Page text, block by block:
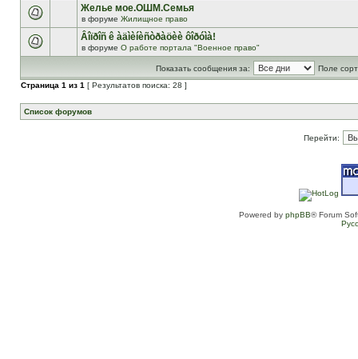
Желье мое.ОШМ.Семья
в форуме Жилищное право
Âîïðîñ ê àäìèíèñòðàöèè ôîðóìà!
в форуме О работе портала "Военное право"
Показать сообщения за:
Поле
Страница 1 из 1 [ Результатов поиска: 28 ]
Список форумов
Перейти:
Powered by phpBB® Forum